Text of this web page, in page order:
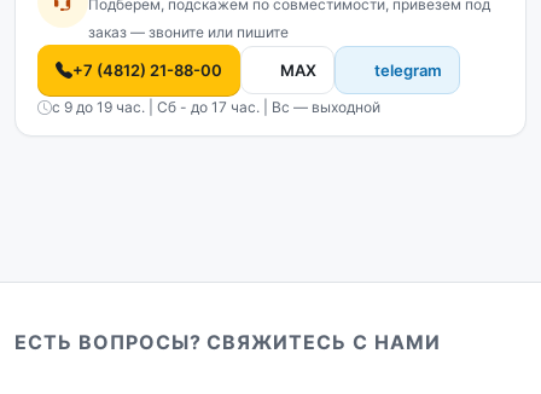
Подберем, подскажем по совместимости, привезем под
заказ — звоните или пишите
+7 (4812) 21-88-00 MAX telegram
с 9 до 19 час. | Сб - до 17 час. | Вс — выходной
ЕСТЬ ВОПРОСЫ? СВЯЖИТЕСЬ С НАМИ